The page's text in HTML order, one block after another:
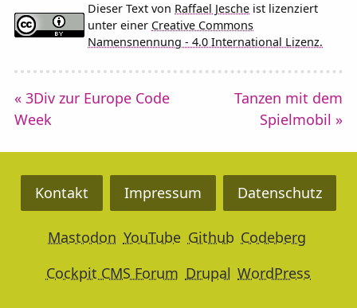
Dieser Text von Raffael Jesche ist lizenziert
unter einer Creative Commons
Namensnennung - 4.0 International Lizenz.
« 3Div zur Europe Code
Week
Tanzen mit dem
Spielmobil »
Kontakt Impressum Datenschutz
Mastodon YouTube Github Codeberg
Cockpit CMS Forum Drupal WordPress